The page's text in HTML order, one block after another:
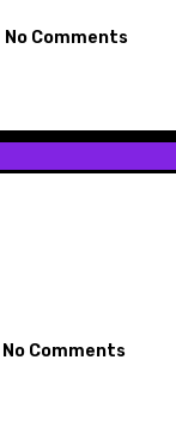
No Comments
No Comments